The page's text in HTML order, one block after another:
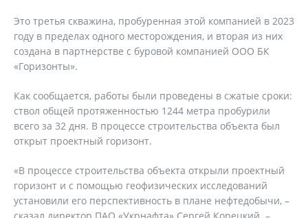
Это третья скважина, пробуренная этой компанией в 2023
году в пределах одного месторождения, и вторая из них
создана в партнерстве с буровой компанией ООО БК
«Горизонты».
Как сообщается, работы были проведены в сжатые сроки:
ствол общей протяженностью 1244 метра пробурили
всего за 32 дня. В процессе строительства объекта был
открыт проектный горизонт.
«В процессе строительства объекта открыли проектный
горизонт и с помощью геофизических исследований
установили его перспективность в плане нефтедобычи, –